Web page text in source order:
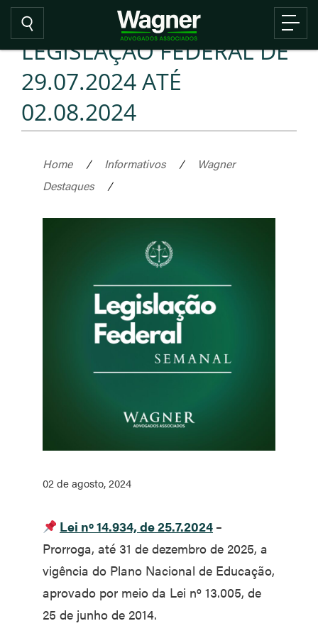
LEGISLAÇÃO FEDERAL DE
29.07.2024 ATÉ
02.08.2024
Home / Informativos /
Wagner
Destaques
/
02 de agosto, 2024
Lei nº 14.934, de 25.7.2024 –
Prorroga, até 31 de dezembro de 2025, a
vigência do Plano Nacional de Educação,
aprovado por meio da Lei nº 13.005, de
25 de junho de 2014.